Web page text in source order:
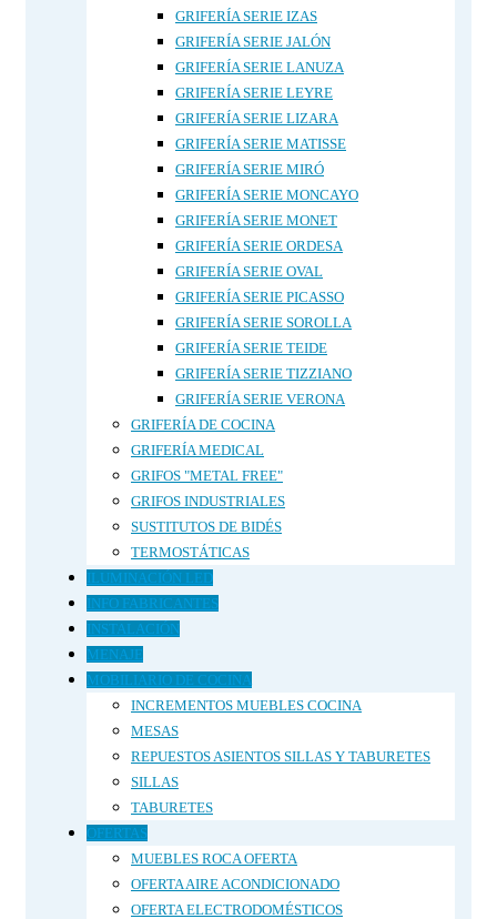
GRIFERÍA SERIE IZAS
GRIFERÍA SERIE JALÓN
GRIFERÍA SERIE LANUZA
GRIFERÍA SERIE LEYRE
GRIFERÍA SERIE LIZARA
GRIFERÍA SERIE MATISSE
GRIFERÍA SERIE MIRÓ
GRIFERÍA SERIE MONCAYO
GRIFERÍA SERIE MONET
GRIFERÍA SERIE ORDESA
GRIFERÍA SERIE OVAL
GRIFERÍA SERIE PICASSO
GRIFERÍA SERIE SOROLLA
GRIFERÍA SERIE TEIDE
GRIFERÍA SERIE TIZZIANO
GRIFERÍA SERIE VERONA
GRIFERÍA DE COCINA
GRIFERÍA MEDICAL
GRIFOS "METAL FREE"
GRIFOS INDUSTRIALES
SUSTITUTOS DE BIDÉS
TERMOSTÁTICAS
ILUMINACIÓN LED
INFO FABRICANTES
INSTALACIÓN
MENAJE
MOBILIARIO DE COCINA
INCREMENTOS MUEBLES COCINA
MESAS
REPUESTOS ASIENTOS SILLAS Y TABURETES
SILLAS
TABURETES
OFERTAS
MUEBLES ROCA OFERTA
OFERTA AIRE ACONDICIONADO
OFERTA ELECTRODOMÉSTICOS